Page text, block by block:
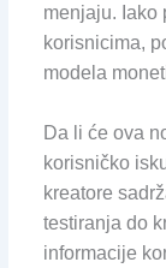
menjaju. Iako
korisnicima,
modela
Da li će ova
korisničko
kreatore
testiranja do
informacije